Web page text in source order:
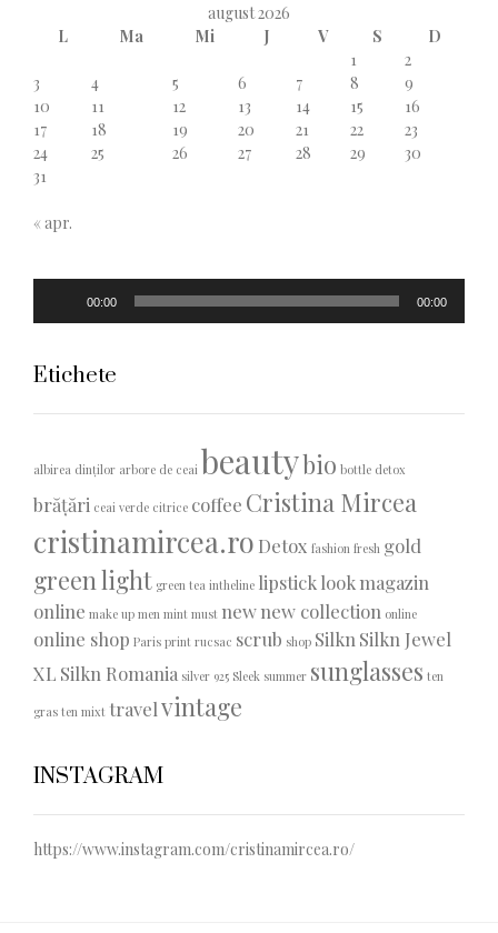
august 2026
L
Ma Mi J V S
D
1
2
3
4 5 6 7 8
9
10
11 12 13 14 15
16
17
18 19 20 21 22
23
24
25 26 27 28 29
30
31
« apr.
00:00 00:00
Etichete
albirea dinților arbore de ceai beautybio bottle detox
brățări ceai verde citrice coffee Cristina Mircea
cristinamircea.ro Detox fashion fresh gold
green light green tea intheline lipsticklookmagazin
online make up men mint must newnew collection online
online shop Paris print rucsac scrub shop Silkn Silkn Jewel
XL Silkn Romania silver 925 Sleek summer sunglasses ten
gras ten mixt travelvintage
INSTAGRAM
https://www.instagram.com/cristinamircea.ro/